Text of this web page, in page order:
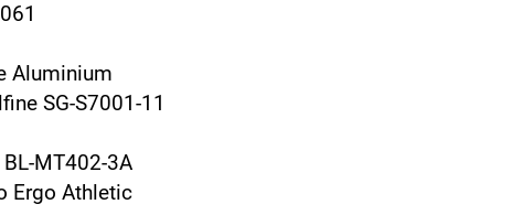
Aluminium
SG-S7001-11
MT402-3A
Ergo Athletic